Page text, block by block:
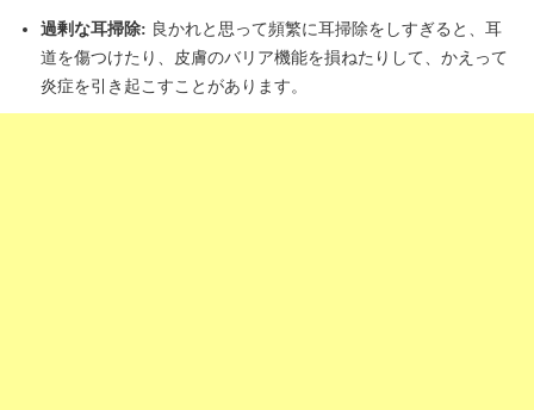
過剰な耳掃除: 良かれと思って頻繁に耳掃除をしすぎると、耳
道を傷つけたり、皮膚のバリア機能を損ねたりして、かえって
炎症を引き起こすことがあります。